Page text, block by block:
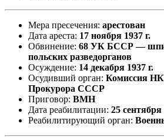
Мера пресечения: арестован
Дата ареста: 17 ноября 1937 г.
Обвинение: 68 УК БССР —
польских разведорганов
Осуждение: 14 декабря 1937 г.
Осудивший орган: Комиссия
Прокурора СССР
Приговор: ВМН
Дата реабилитации: 25 сентября
Реабилитирующий орган: